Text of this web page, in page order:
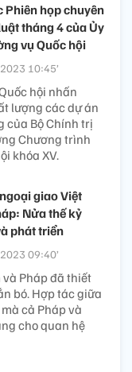
Phiên họp chuyên
tháng 4 của Ủy
vụ Quốc hội
10:45’
hội nhấn
lượng các dự án
của Bộ Chính trị
Chương trình
khóa XV.
giao Việt
Nửa thế kỷ
phát triển
09:40’
và Pháp đã thiết
bó. Hợp tác giữa
cả Pháp và
cho quan hệ